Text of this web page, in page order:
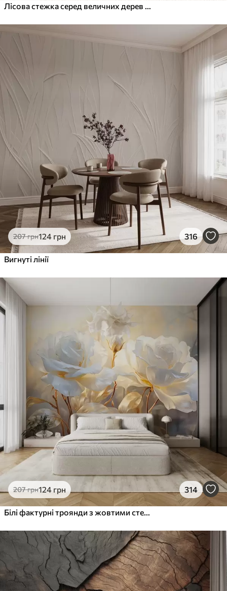
207грн124 грн 316
Вигнуті лінії
207грн124 грн 314